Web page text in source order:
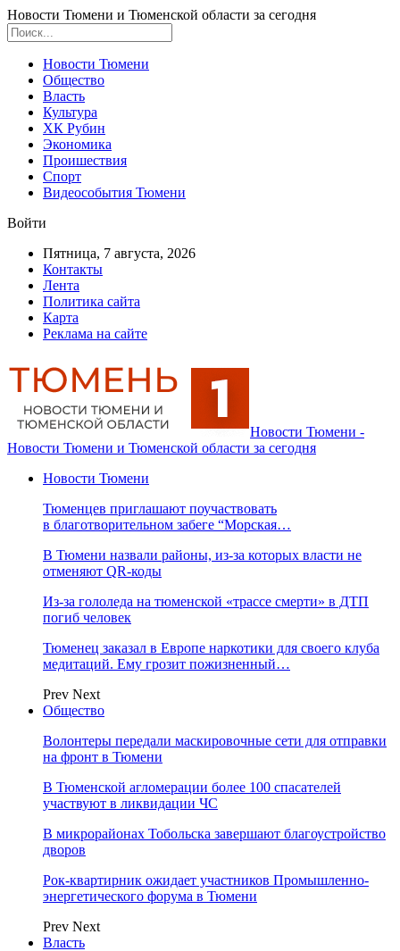
Новости Тюмени и Тюменской области за сегодня
Новости Тюмени
Общество
Власть
Культура
ХК Рубин
Экономика
Проишествия
Спорт
Видеособытия Тюмени
Войти
Пятница, 7 августа, 2026
Контакты
Лента
Политика сайта
Карта
Реклама на сайте
Новости Тюмени -
Новости Тюмени и Тюменской области за сегодня
Новости Тюмени
Тюменцев приглашают поучаствовать
в благотворительном забеге “Морская…
В Тюмени назвали районы, из-за которых власти не
отменяют QR-коды
Из-за гололеда на тюменской «трассе смерти» в ДТП
погиб человек
Тюменец заказал в Европе наркотики для своего клуба
медитаций. Ему грозит пожизненный…
Prev Next
Общество
Волонтеры передали маскировочные сети для отправки
на фронт в Тюмени
В Тюменской агломерации более 100 спасателей
участвуют в ликвидации ЧС
В микрорайонах Тобольска завершают благоустройство
дворов
Рок-квартирник ожидает участников Промышленно-
энергетического форума в Тюмени
Prev Next
Власть